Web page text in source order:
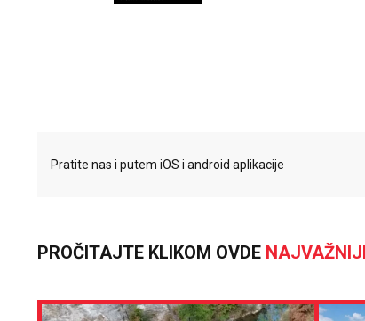
Pratite nas i putem iOS i android aplikacije
PROČITAJTE KLIKOM OVDE